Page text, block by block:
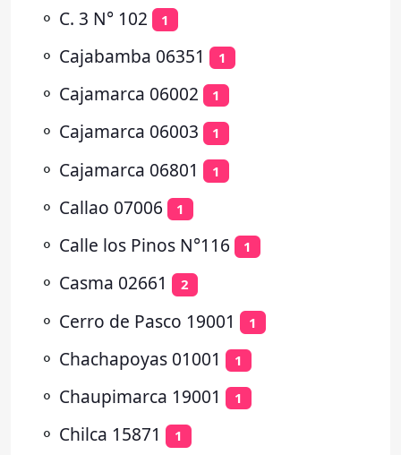
⚬ C. 3 N° 102 1
⚬ Cajabamba 06351 1
⚬ Cajamarca 06002 1
⚬ Cajamarca 06003 1
⚬ Cajamarca 06801 1
⚬ Callao 07006 1
⚬ Calle los Pinos N°116 1
⚬ Casma 02661 2
⚬ Cerro de Pasco 19001 1
⚬ Chachapoyas 01001 1
⚬ Chaupimarca 19001 1
⚬ Chilca 15871 1